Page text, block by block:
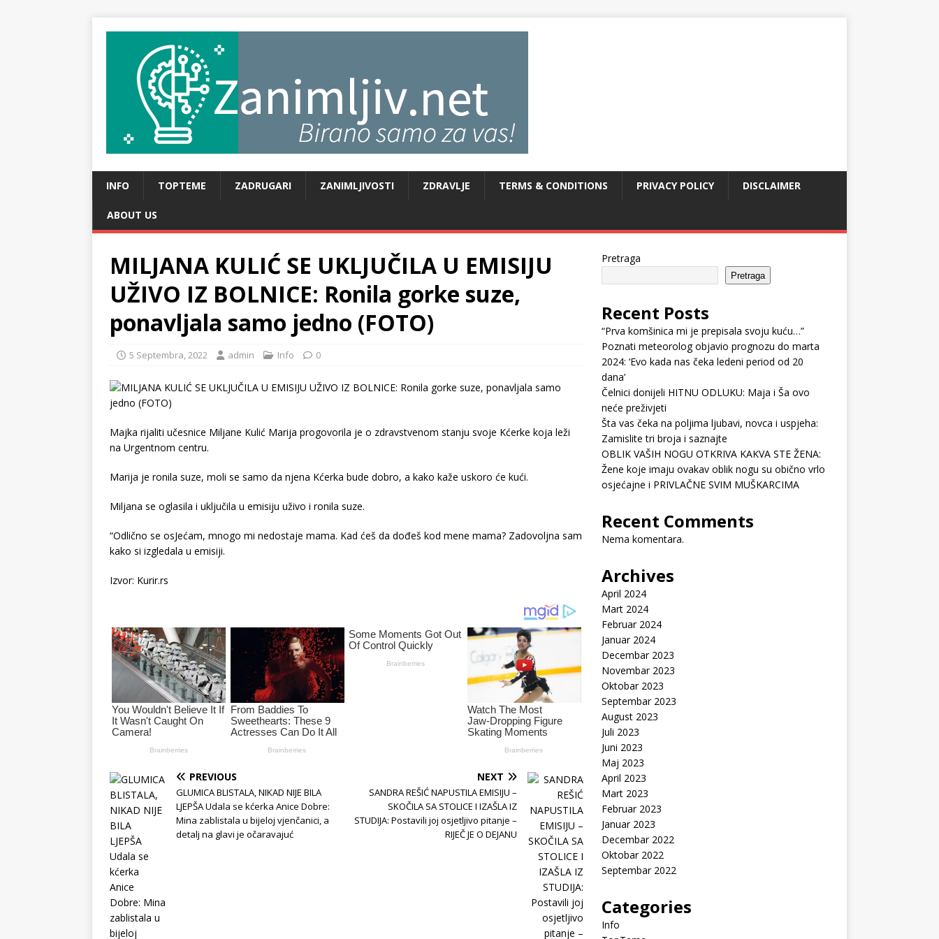
INFO TOPTEME ZADRUGARI ZANIMLJIVOSTI ZDRAVLJE TERMS & CONDITIONS PRIVACY POLICY DISCLAIMER
ABOUT US
MILJANA KULIĆ SE UKLJUČILA U EMISIJU
UŽIVO IZ BOLNICE: Ronila gorke suze,
ponavljala samo jedno (FOTO)
5 Septembra, 2022 admin Info 0
Majka rijaliti učesnice Miljane Kulić Marija progovorila je o zdravstvenom stanju svoje Kćerke koja leži
na Urgentnom centru.
Marija je ronila suze, moli se samo da njena Kćerka bude dobro, a kako kaže uskoro će kući.
Miljana se oglasila i uključila u emisiju uživo i ronila suze.
“Odlično se osJećam, mnogo mi nedostaje mama. Kad ćeš da dođeš kod mene mama? Zadovoljna sam
kako si izgledala u emisiji.
Izvor: Kurir.rs
PREVIOUS
GLUMICA BLISTALA, NIKAD NIJE BILA
LJEPŠA Udala se kćerka Anice Dobre:
Mina zablistala u bijeloj vjenčanici, a
detalj na glavi je očaravajuć
NEXT
SANDRA REŠIĆ NAPUSTILA EMISIJU –
SKOČILA SA STOLICE I IZAŠLA IZ
STUDIJA: Postavili joj osjetljivo pitanje –
RIJEČ JE O DEJANU
Pretraga
Pretraga
Recent Posts
“Prva komšinica mi je prepisala svoju kuću…”
Poznati meteorolog objavio prognozu do marta
2024: ‘Evo kada nas čeka ledeni period od 20
dana’
Čelnici donijeli HITNU ODLUKU: Maja i Ša ovo
neće preživjeti
Šta vas čeka na poljima ljubavi, novca i uspjeha:
Zamislite tri broja i saznajte
OBLIK VAŠIH NOGU OTKRIVA KAKVA STE ŽENA:
Žene koje imaju ovakav oblik nogu su obično vrlo
osjećajne i PRIVLAČNE SVIM MUŠKARCIMA
Recent Comments
Nema komentara.
Archives
April 2024
Mart 2024
Februar 2024
Januar 2024
Decembar 2023
Novembar 2023
Oktobar 2023
Septembar 2023
August 2023
Juli 2023
Juni 2023
Maj 2023
April 2023
Mart 2023
Februar 2023
Januar 2023
Decembar 2022
Oktobar 2022
Septembar 2022
Categories
Info